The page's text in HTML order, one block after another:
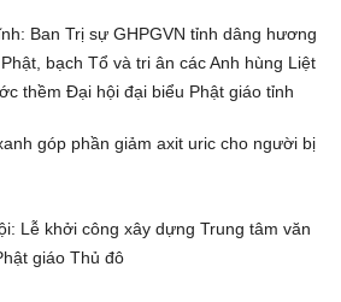
Ban Trị sự GHPGVN tỉnh dâng hương
bạch Tổ và tri ân các Anh hùng Liệt
thềm Đại hội đại biểu Phật giáo tỉnh
góp phần giảm axit uric cho người bị
Lễ khởi công xây dựng Trung tâm văn
giáo Thủ đô